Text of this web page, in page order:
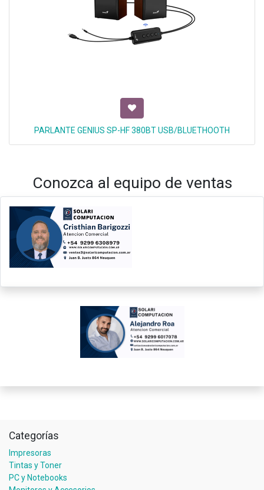
PARLANTE GENIUS SP-HF 380BT USB/BLUETHOOTH
Conozca al equipo de ventas
Categorías
Impresoras
Tintas y Toner
PC y Notebooks